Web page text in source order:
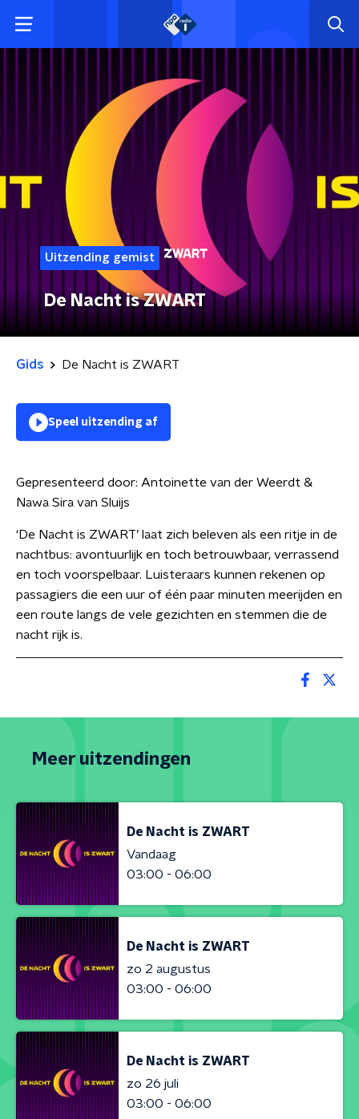
Uitzending gemist
De Nacht is ZWART
Gids De Nacht is ZWART
Speel uitzending af
Gepresenteerd door: Antoinette van der Weerdt &
Nawa Sira van Sluijs
‘De Nacht is ZWART’ laat zich beleven als een ritje in de
nachtbus: avontuurlijk en toch betrouwbaar, verrassend
en toch voorspelbaar. Luisteraars kunnen rekenen op
passagiers die een uur of één paar minuten meerijden en
een route langs de vele gezichten en stemmen die de
nacht rijk is.
Meer uitzendingen
De Nacht is ZWART
Vandaag
03:00 - 06:00
De Nacht is ZWART
zo 2 augustus
03:00 - 06:00
De Nacht is ZWART
zo 26 juli
03:00 - 06:00